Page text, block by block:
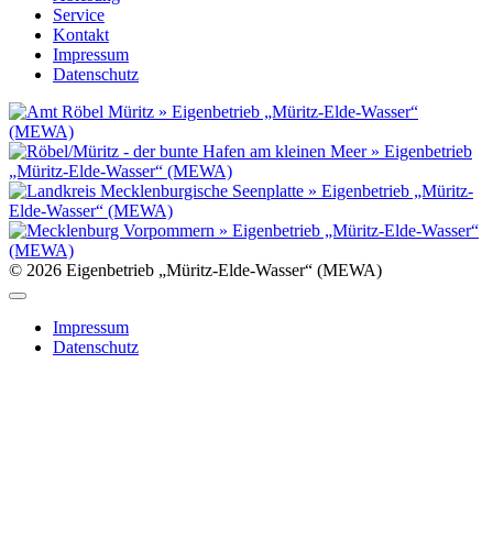
Service
Kontakt
Impressum
Datenschutz
© 2026 Eigenbetrieb „Müritz-Elde-Wasser“ (MEWA)
Impressum
Datenschutz